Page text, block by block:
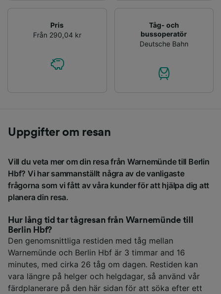
Pris
Från 290,04 kr
Tåg- och
bussoperatör
Deutsche Bahn
Uppgifter om resan
Vill du veta mer om din resa från Warnemünde till Berlin
Hbf? Vi har sammanställt några av de vanligaste
frågorna som vi fått av våra kunder för att hjälpa dig att
planera din resa.
Hur lång tid tar tågresan från Warnemünde till
Berlin Hbf?
Den genomsnittliga restiden med tåg mellan
Warnemünde och Berlin Hbf är 3 timmar and 16
minutes, med cirka 26 tåg om dagen. Restiden kan
vara längre på helger och helgdagar, så använd vår
färdplanerare på den här sidan för att söka efter ett